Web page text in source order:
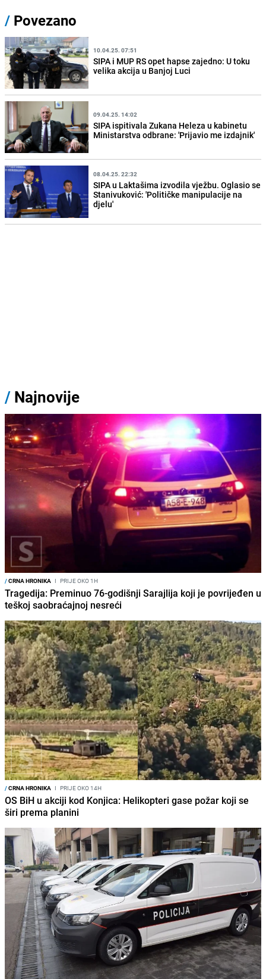
/ Povezano
10.04.25. 07:51
SIPA i MUP RS opet hapse zajedno: U toku
velika akcija u Banjoj Luci
09.04.25. 14:02
SIPA ispitivala Zukana Heleza u kabinetu
Ministarstva odbrane: 'Prijavio me izdajnik'
08.04.25. 22:32
SIPA u Laktašima izvodila vježbu. Oglasio se
Stanivuković: 'Političke manipulacije na
djelu'
/ Najnovije
/CRNA HRONIKA I PRIJE OKO 1H
Tragedija: Preminuo 76-godišnji Sarajlija koji je povrijeđen u
teškoj saobraćajnoj nesreći
/CRNA HRONIKA I PRIJE OKO 14H
OS BiH u akciji kod Konjica: Helikopteri gase požar koji se
širi prema planini